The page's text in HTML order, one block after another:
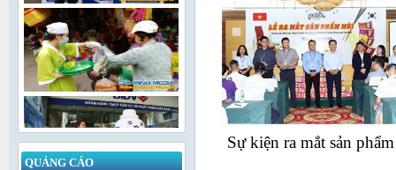
QUẢNG CÁO
Sự kiện ra mắt sản